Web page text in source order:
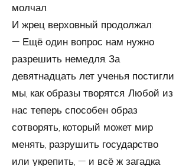
молчал.
И жрец верховный продолжал:
— Ещё один вопрос нам нужно
разрешить немедля. За
девятнадцать лет ученья постигли
мы, как образы тво­рятся. Любой из
нас теперь способен образ
сотворять, который может мир
менять, разрушить государство
или укрепить, — и всё ж загадка